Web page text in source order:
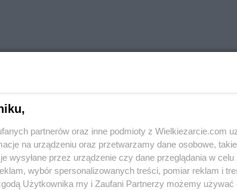
partnerów oraz inne podmioty z Wielkiezarcie.com
na urządzeniu oraz przetwarzamy dane osobowe,
wysyłane przez urządzenie czy dane przeglądania w celu
wybór spersonalizowanych treści, pomiar reklam i
Użytkownika my i Zaufani Partnerzy możemy używać